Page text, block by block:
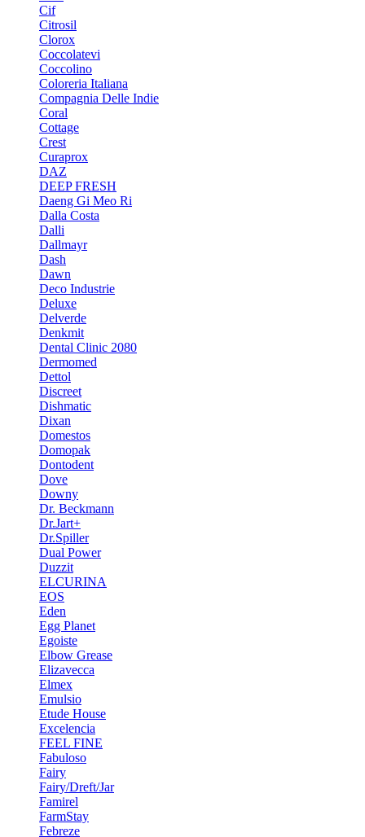
Cif
Citrosil
Clorox
Coccolatevi
Coccolino
Coloreria Italiana
Compagnia Delle Indie
Coral
Cottage
Crest
Curaprox
DAZ
DEEP FRESH
Daeng Gi Meo Ri
Dalla Costa
Dalli
Dallmayr
Dash
Dawn
Deco Industrie
Deluxe
Delverde
Denkmit
Dental Clinic 2080
Dermomed
Dettol
Discreet
Dishmatic
Dixan
Domestos
Domopak
Dontodent
Dove
Downy
Dr. Beckmann
Dr.Jart+
Dr.Spiller
Dual Power
Duzzit
ELCURINA
EOS
Eden
Egg Planet
Egoiste
Elbow Grease
Elizavecca
Elmex
Emulsio
Etude House
Excelencia
FEEL FINE
Fabuloso
Fairy
Fairy/Dreft/Jar
Famirel
FarmStay
Febreze